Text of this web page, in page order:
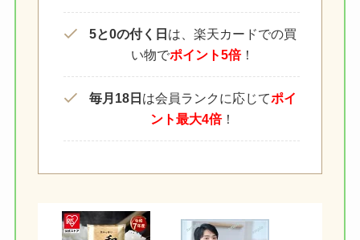
5と0の付く日は、楽天カードでの買
い物でポイント5倍！
毎月18日は会員ランクに応じてポイ
ント最大4倍！